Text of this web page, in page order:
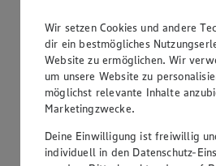
Wir setzen Cookies und andere
dir ein bestmögliches
Website zu ermöglichen. Wir
um unsere Website zu
möglichst relevante Inhalte
Marketingzwecke.
Deine Einwilligung ist freiwillig
individuell in den Datenschutz-